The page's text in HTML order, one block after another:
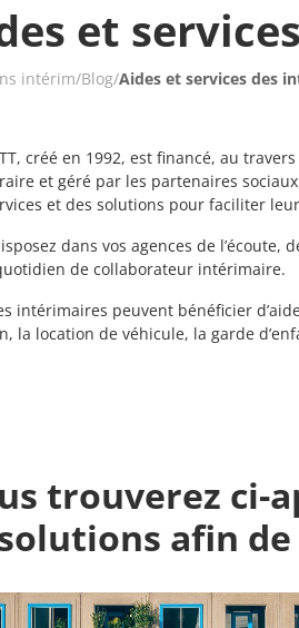
et
intérim/Blog/Aides et services des
créé en 1992, est financé, au
et géré par les partenaires
et des solutions pour faciliter
dans vos agences de
de collaborateur intérimaire.
intérimaires peuvent bénéficier
la location de véhicule, la garde
trouverez ci-
afin